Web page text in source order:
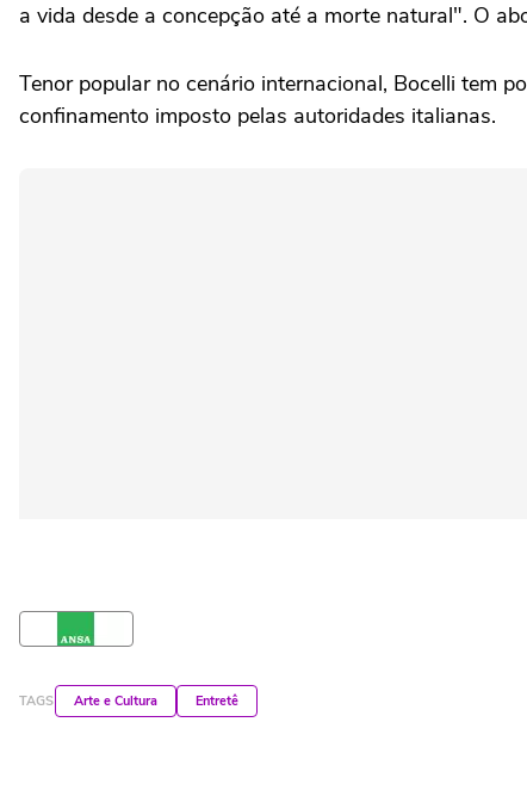
a vida desde a concepção até a morte natural". O
Tenor popular no cenário internacional, Bocelli tem
confinamento imposto pelas autoridades italianas.
TAGS Arte e Cultura Entretê